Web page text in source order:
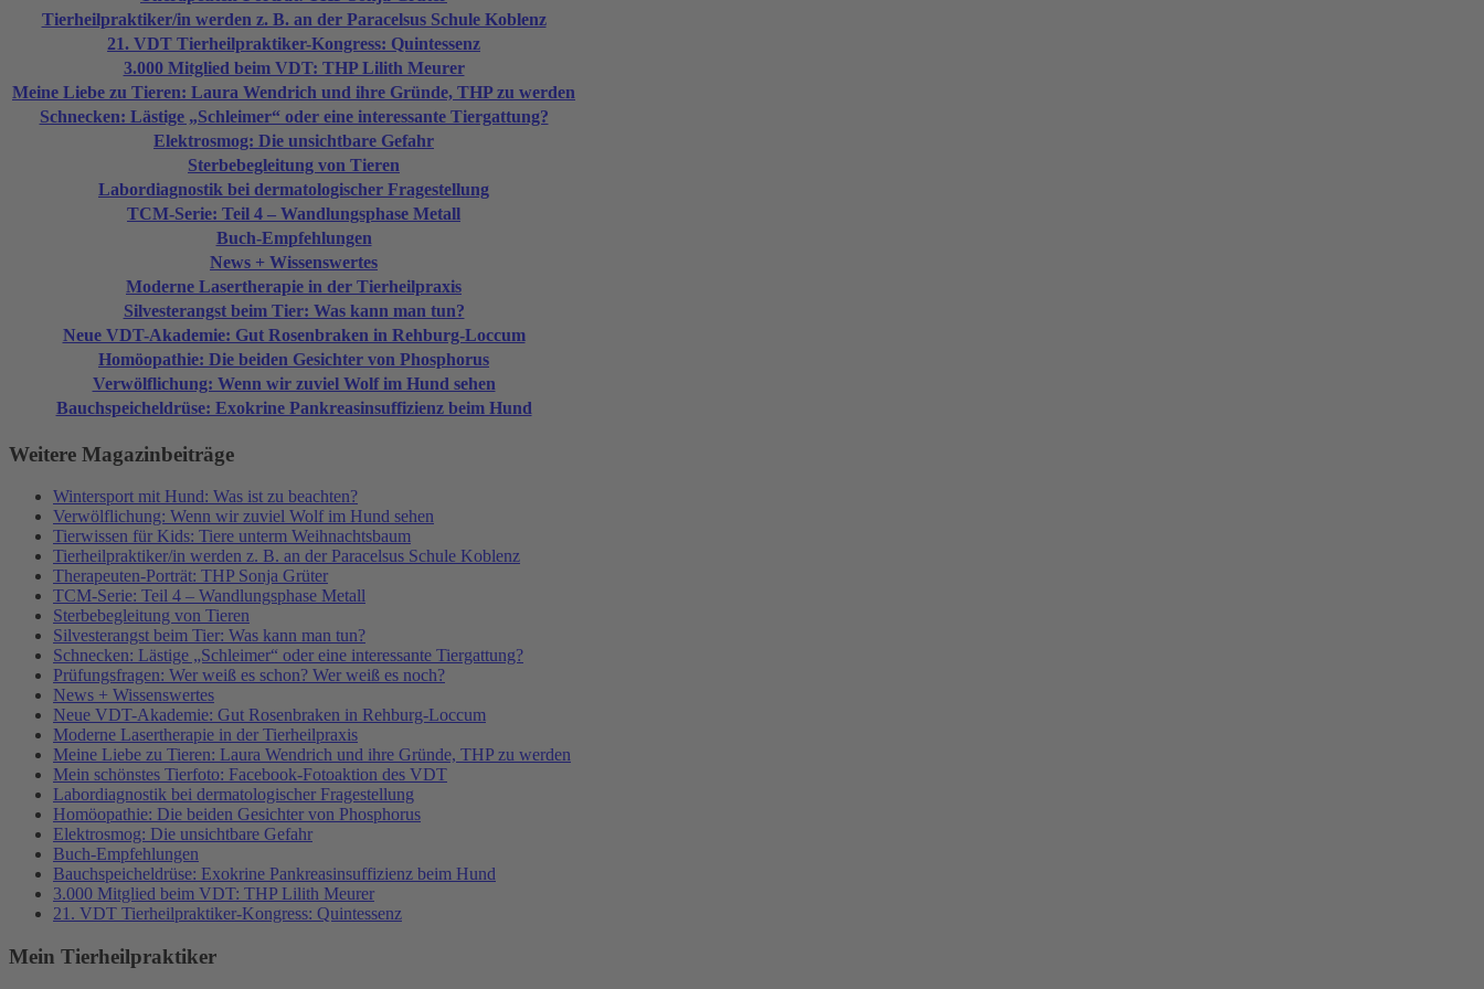
Tierheilpraktiker/in werden z. B. an der Paracelsus Schule Koblenz
21. VDT Tierheilpraktiker-Kongress: Quintessenz
3.000 Mitglied beim VDT: THP Lilith Meurer
Meine Liebe zu Tieren: Laura Wendrich und ihre Gründe, THP zu werden
Schnecken: Lästige „Schleimer“ oder eine interessante Tiergattung?
Elektrosmog: Die unsichtbare Gefahr
Sterbebegleitung von Tieren
Labordiagnostik bei dermatologischer Fragestellung
TCM-Serie: Teil 4 – Wandlungsphase Metall
Buch-Empfehlungen
News + Wissenswertes
Moderne Lasertherapie in der Tierheilpraxis
Silvesterangst beim Tier: Was kann man tun?
Neue VDT-Akademie: Gut Rosenbraken in Rehburg-Loccum
Homöopathie: Die beiden Gesichter von Phosphorus
Verwölflichung: Wenn wir zuviel Wolf im Hund sehen
Bauchspeicheldrüse: Exokrine Pankreasinsuffizienz beim Hund
Weitere Magazinbeiträge
Wintersport mit Hund: Was ist zu beachten?
Verwölflichung: Wenn wir zuviel Wolf im Hund sehen
Tierwissen für Kids: Tiere unterm Weihnachtsbaum
Tierheilpraktiker/in werden z. B. an der Paracelsus Schule Koblenz
Therapeuten-Porträt: THP Sonja Grüter
TCM-Serie: Teil 4 – Wandlungsphase Metall
Sterbebegleitung von Tieren
Silvesterangst beim Tier: Was kann man tun?
Schnecken: Lästige „Schleimer“ oder eine interessante Tiergattung?
Prüfungsfragen: Wer weiß es schon? Wer weiß es noch?
News + Wissenswertes
Neue VDT-Akademie: Gut Rosenbraken in Rehburg-Loccum
Moderne Lasertherapie in der Tierheilpraxis
Meine Liebe zu Tieren: Laura Wendrich und ihre Gründe, THP zu werden
Mein schönstes Tierfoto: Facebook-Fotoaktion des VDT
Labordiagnostik bei dermatologischer Fragestellung
Homöopathie: Die beiden Gesichter von Phosphorus
Elektrosmog: Die unsichtbare Gefahr
Buch-Empfehlungen
Bauchspeicheldrüse: Exokrine Pankreasinsuffizienz beim Hund
3.000 Mitglied beim VDT: THP Lilith Meurer
21. VDT Tierheilpraktiker-Kongress: Quintessenz
Mein Tierheilpraktiker